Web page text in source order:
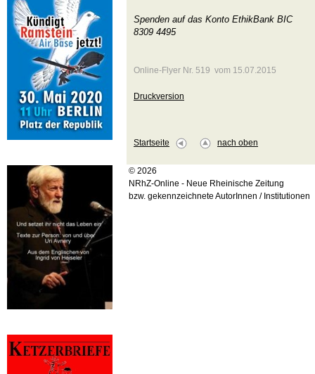
Spenden auf das Konto EthikBank BIC
8309 4495
Online-Flyer Nr. 519 vom 15.07.2015
Druckversion
Startseite nach oben
© 2026
NRhZ-Online - Neue Rheinische Zeitung
bzw. gekennzeichnete AutorInnen / Institutionen